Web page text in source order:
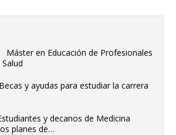
Máster en Educación de Profesionales
Becas y ayudas para estudiar la carrera
y decanos de Medicina
planes de…